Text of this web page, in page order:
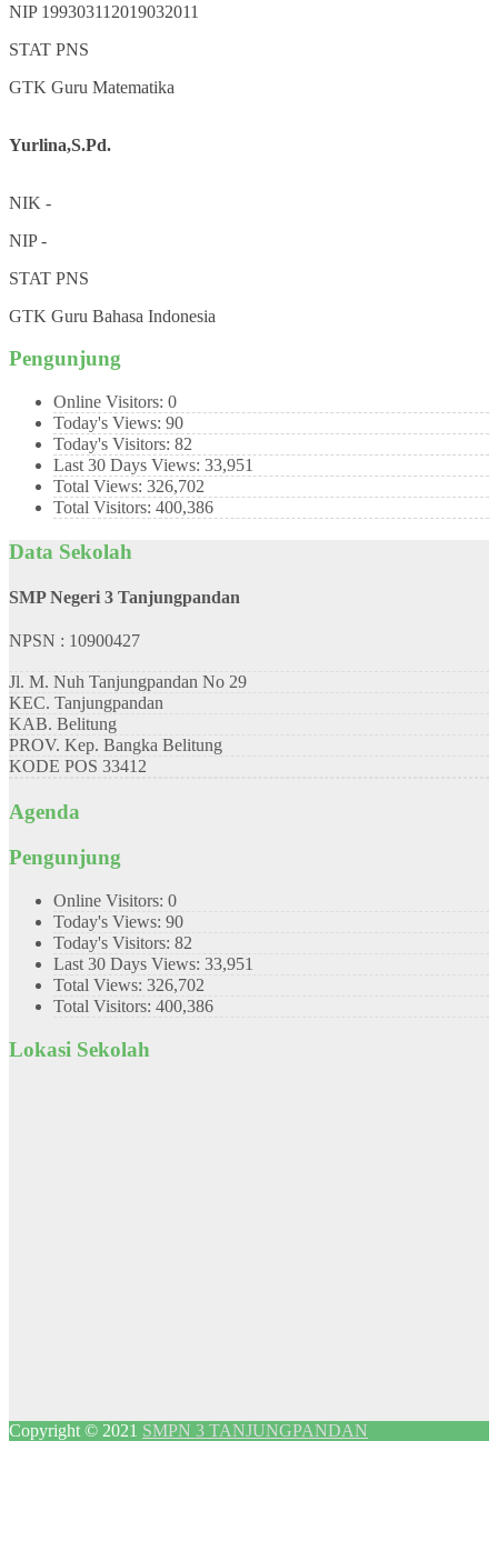
NIP 199303112019032011
STAT PNS
GTK Guru Matematika
Yurlina,S.Pd.
NIK -
NIP-
STAT PNS
GTK Guru Bahasa Indonesia
Pengunjung
Online Visitors: 0
Today's Views: 90
Today's Visitors: 82
Last 30 Days Views: 33,951
Total Views: 326,702
Total Visitors: 400,386
Data Sekolah
SMP Negeri 3 Tanjungpandan
NPSN : 10900427
Jl. M. Nuh Tanjungpandan No 29
KEC. Tanjungpandan
KAB. Belitung
PROV. Kep. Bangka Belitung
KODE POS 33412
Agenda
Pengunjung
Online Visitors: 0
Today's Views: 90
Today's Visitors: 82
Last 30 Days Views: 33,951
Total Views: 326,702
Total Visitors: 400,386
Lokasi Sekolah
Copyright © 2021 SMPN 3 TANJUNGPANDAN